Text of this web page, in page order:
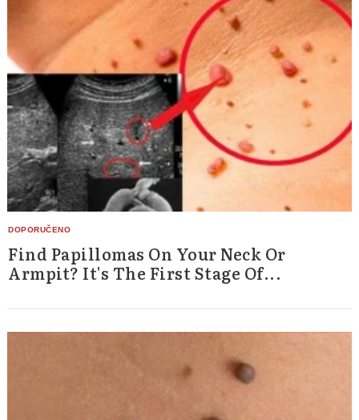
Find Papillomas On Your Neck Or
Armpit? It's The First Stage Of...